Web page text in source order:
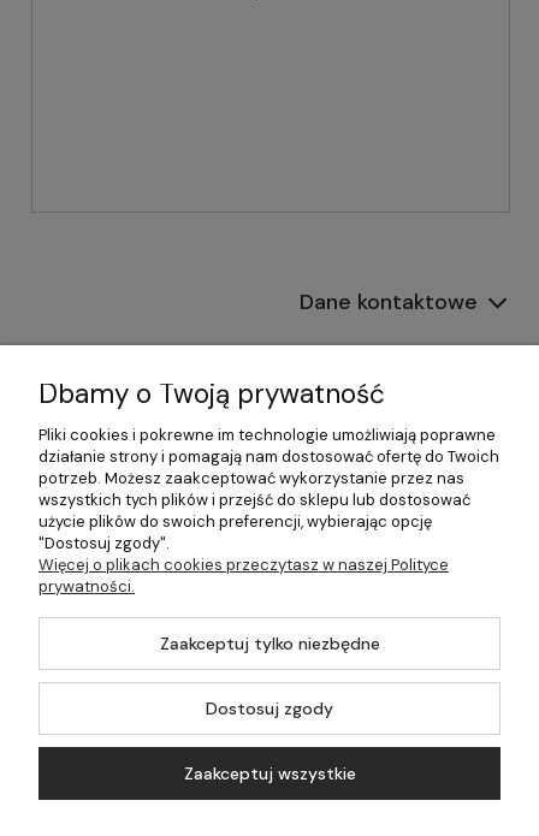
Dane kontaktowe
Informacje
Płatności i dostawa
Pomoc
Moje konto
©2026 Wszelkie Prawa Zastrzeżone | 499.pl - najlepszy sklep z
Dbamy o Twoją prywatność
Pliki cookies i pokrewne im technologie umożliwiają poprawne
działanie strony i pomagają nam dostosować ofertę do Twoich
potrzeb. Możesz zaakceptować wykorzystanie przez nas
wszystkich tych plików i przejść do sklepu lub dostosować
użycie plików do swoich preferencji, wybierając opcję
"Dostosuj zgody".
Więcej o plikach cookies przeczytasz w naszej Polityce
prywatności.
Zaakceptuj tylko niezbędne
Dostosuj zgody
Zaakceptuj wszystkie